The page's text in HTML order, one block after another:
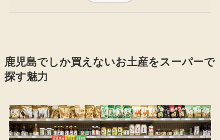
鹿児島でしか買えないお土産をスーパーで
探す魅力